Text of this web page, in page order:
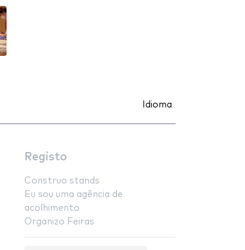
Idioma
Registo
Construo stands
Eu sou uma agência de
acolhimento
Organizo Feiras